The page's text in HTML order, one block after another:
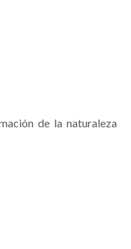
de la naturaleza